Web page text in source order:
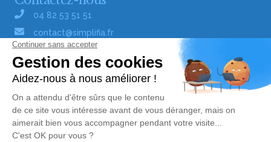
04 82 53 51 51
contact@simplifia.fr
Réseaux sociaux
Liens utiles
Publier un avis de décès